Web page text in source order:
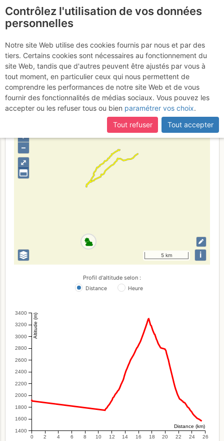
Etna - Cratere di NE :
Cratere NE da Piano
Provenzana
Dimanche 12 février 2017
Provincia di Catania
⤢
+
–
5 km i
Profil d'altitude selon :
Distance Heure
1400
1600
1800
2000
2200
2400
2600
2800
3000
3200
3400 Altitude (m)
0 2 4 6 8 10 12 14 16 18 20 22 24 26
Distance (km)
Contrôlez l'utilisation de vos données
personnelles
Notre site Web utilise des cookies fournis par nous et par des
tiers. Certains cookies sont nécessaires au fonctionnement du
site Web, tandis que d'autres peuvent être ajustés par vous à
tout moment, en particulier ceux qui nous permettent de
comprendre les performances de notre site Web et de vous
fournir des fonctionnalités de médias sociaux. Vous pouvez les
accepter ou les refuser tous ou bien paramétrer vos choix.
Tout refuser
Tout accepter